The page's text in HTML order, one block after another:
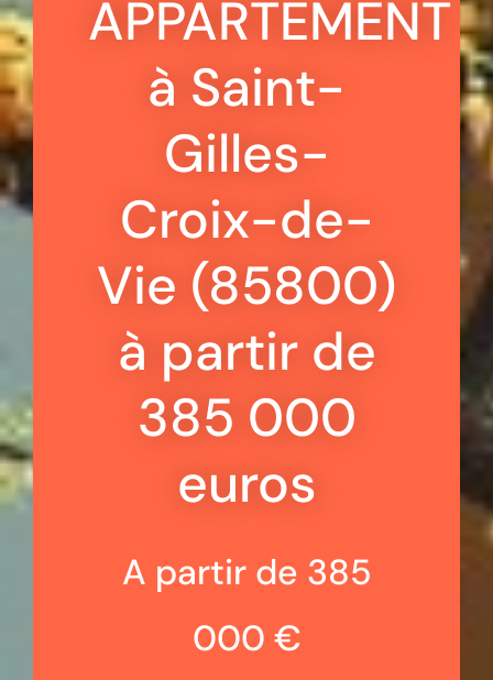
APPARTEMENT
à Saint-
Gilles-
Croix-de-
Vie (85800)
à partir de
385 000
euros
A partir de 385
000 €